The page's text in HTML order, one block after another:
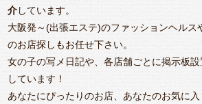
介しています。
大阪発～(出張エステ)のファッションヘルス
のお店探しもお任せ下さい。
女の子の写メ日記や、各店舗ごとに掲示板
しています！
あなたにぴったりのお店、あなたのお気に